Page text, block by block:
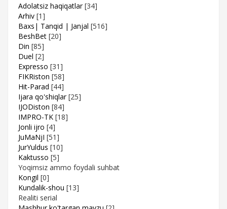
Adolatsiz haqiqatlar [34]
Arhiv [1]
Baxs| Tanqid | Janjal [516]
BeshBet [20]
Din [85]
Duel [2]
Expresso [31]
FIKRiston [58]
Hit-Parad [44]
Ijara qo'shiqlar [25]
IJODiston [84]
IMPRO-TK [18]
Jonli ijro [4]
JuMaNjI [51]
JurYuldus [10]
Kaktusso [5]
Yoqimsiz ammo foydali suhbat
Kongil [0]
Kundalik-shou [13]
Realiti serial